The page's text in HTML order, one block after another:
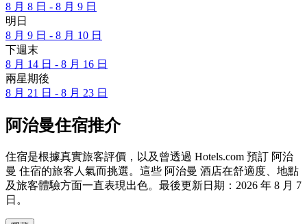
8 月 8 日 - 8 月 9 日
明日
8 月 9 日 - 8 月 10 日
下週末
8 月 14 日 - 8 月 16 日
兩星期後
8 月 21 日 - 8 月 23 日
阿治曼住宿推介
住宿是根據真實旅客評價，以及曾透過 Hotels.com 預訂 阿治
曼 住宿的旅客人氣而挑選。這些 阿治曼 酒店在舒適度、地點
及旅客體驗方面一直表現出色。最後更新日期： 2026 年 8 月 7
日 。